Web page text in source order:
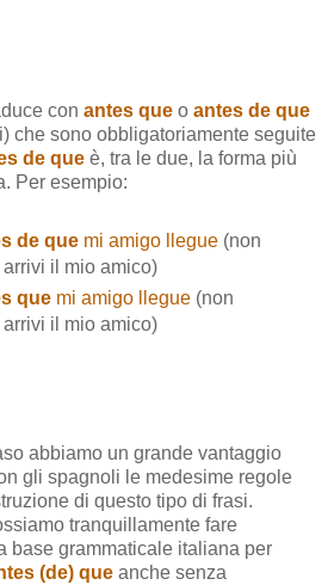
con antes que o antes de que
che sono obbligatoriamente seguite
de que è, tra le due, la forma più
Per esempio:
de quemi amigo llegue(non
il mio amico)
quemi amigo llegue (non
il mio amico)
abbiamo un grande vantaggio
gli spagnoli le medesime regole
di questo tipo di frasi.
tranquillamente fare
base grammaticale italiana per
(de) que anche senza